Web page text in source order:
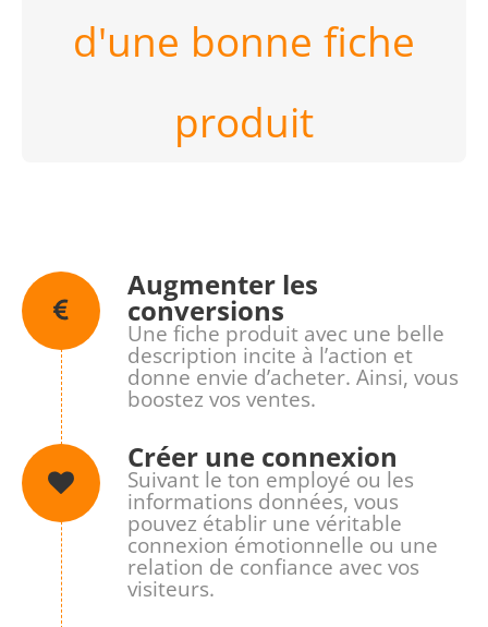
d'une bonne fiche
produit
Augmenter les
conversions
Une fiche produit avec une belle
description incite à l’action et
donne envie d’acheter. Ainsi, vous
boostez vos ventes.
Créer une connexion
Suivant le ton employé ou les
informations données, vous
pouvez établir une véritable
connexion émotionnelle ou une
relation de confiance avec vos
visiteurs.